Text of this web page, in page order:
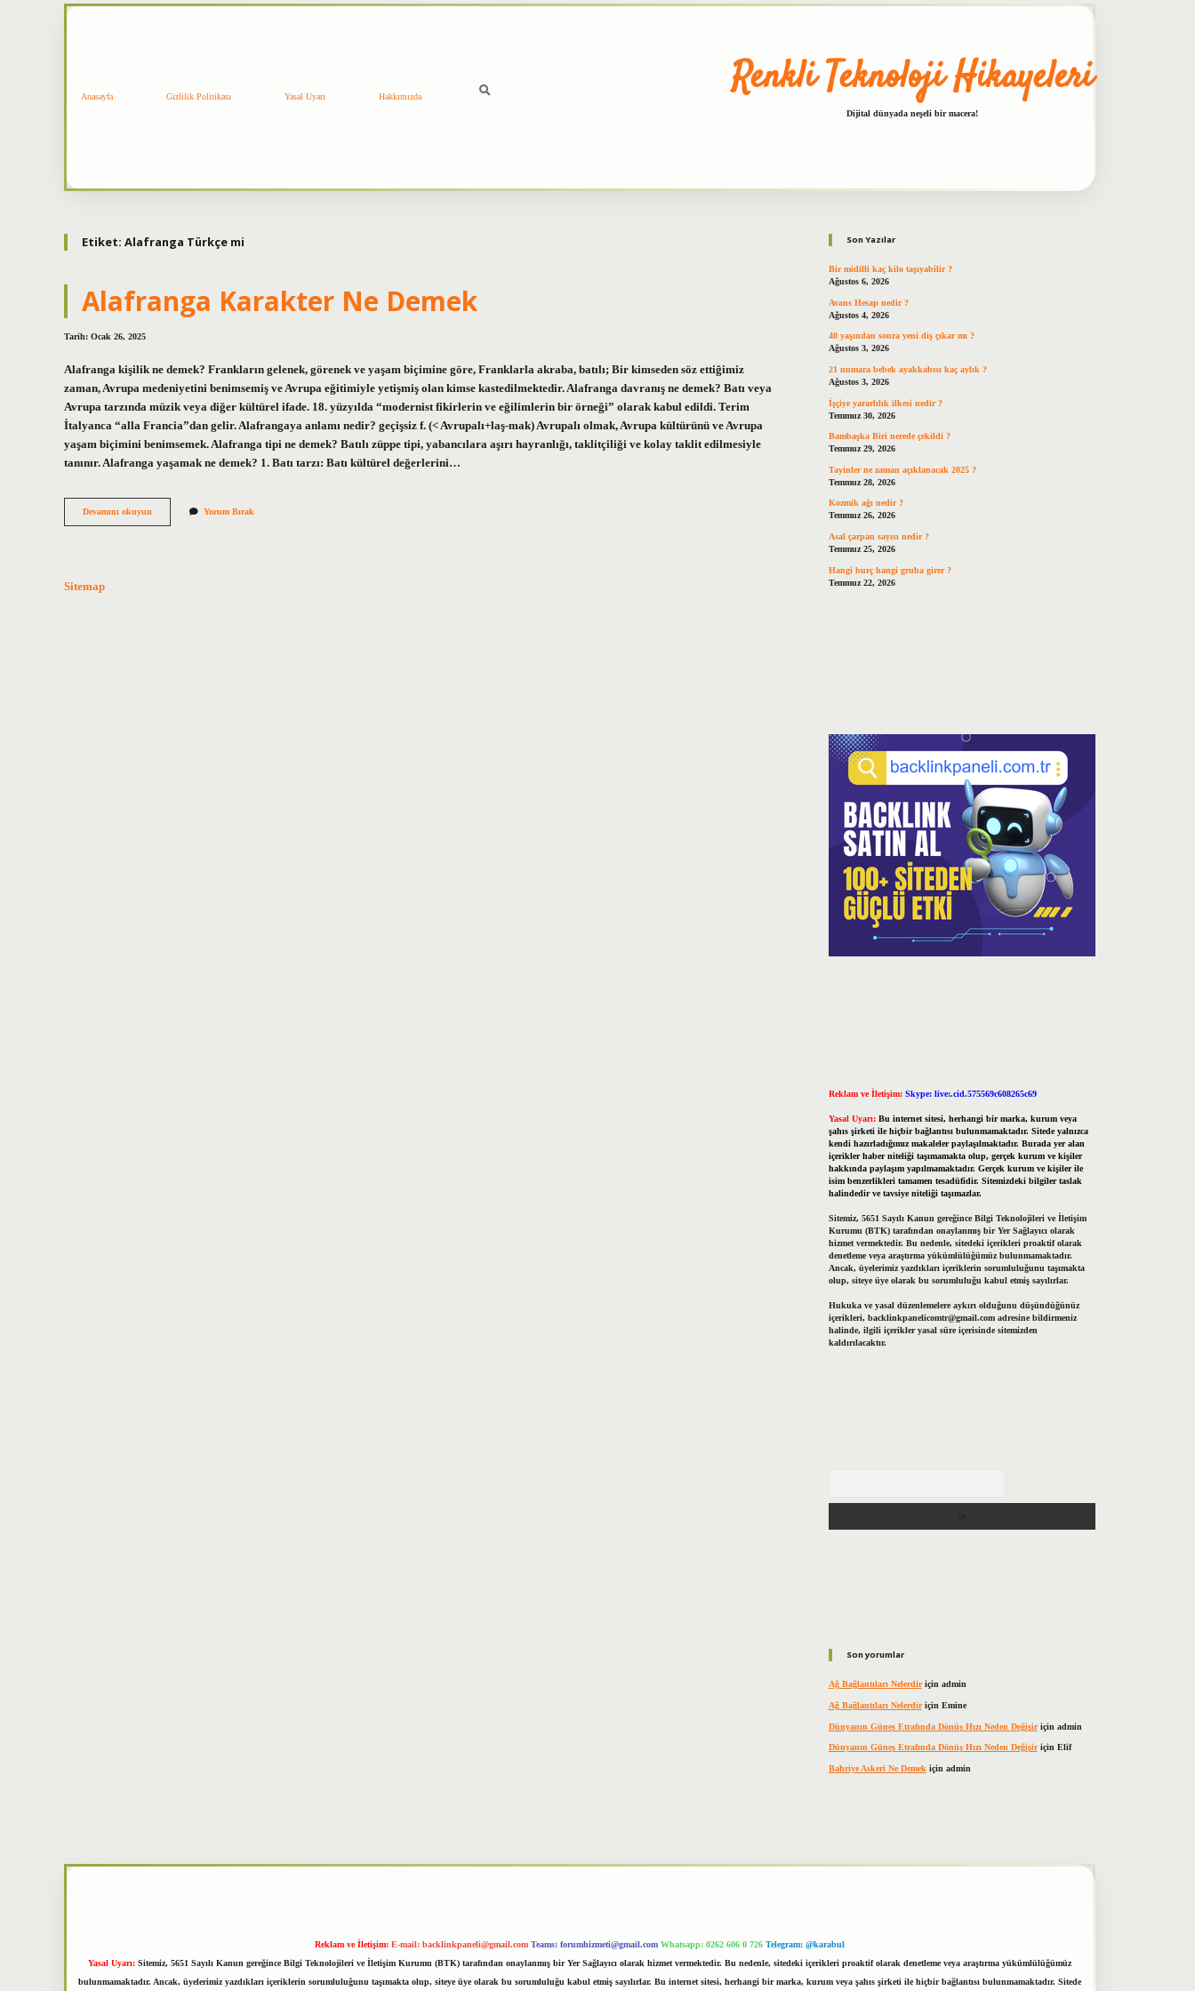
Anasayfa Gizlilik Politikası Yasal Uyarı Hakkımızda Renkli Teknoloji Hikayeleri
Dijital dünyada neşeli bir macera!
Etiket: Alafranga Türkçe mi
Alafranga Karakter Ne Demek
Tarih: Ocak 26, 2025
Alafranga kişilik ne demek? Frankların gelenek, görenek ve yaşam biçimine göre, Franklarla akraba, batılı; Bir kimseden söz ettiğimiz
zaman, Avrupa medeniyetini benimsemiş ve Avrupa eğitimiyle yetişmiş olan kimse kastedilmektedir. Alafranga davranış ne demek? Batı veya
Avrupa tarzında müzik veya diğer kültürel ifade. 18. yüzyılda “modernist fikirlerin ve eğilimlerin bir örneği” olarak kabul edildi. Terim
İtalyanca “alla Francia”dan gelir. Alafrangaya anlamı nedir? geçişsiz f. (< Avrupalı+laş-mak) Avrupalı ​​olmak, Avrupa kültürünü ve Avrupa
yaşam biçimini benimsemek. Alafranga tipi ne demek? Batılı züppe tipi, yabancılara aşırı hayranlığı, taklitçiliği ve kolay taklit edilmesiyle
tanınır. Alafranga yaşamak ne demek? 1. Batı tarzı: Batı kültürel değerlerini…
Devamını okuyun
Karakter
Yorum Bırak
Sitemap
Son Yazılar
Bir midilli kaç kilo taşıyabilir ?
Ağustos 6, 2026
Avans Hesap nedir ?
Ağustos 4, 2026
40 yaşından sonra yeni diş çıkar mı ?
Ağustos 3, 2026
21 numara bebek ayakkabısı kaç aylık ?
Ağustos 3, 2026
İşçiye yararlılık ilkesi nedir ?
Temmuz 30, 2026
Bambaşka Biri nerede çekildi ?
Temmuz 29, 2026
Tayinler ne zaman açıklanacak 2025 ?
Temmuz 28, 2026
Kozmik ağı nedir ?
Temmuz 26, 2026
Asal çarpan sayısı nedir ?
Temmuz 25, 2026
Hangi burç hangi gruba girer ?
Temmuz 22, 2026
Reklam ve İletişim: Skype: live:.cid.575569c608265c69
Yasal Uyarı: Bu internet sitesi, herhangi bir marka, kurum veya
şahıs şirketi ile hiçbir bağlantısı bulunmamaktadır. Sitede yalnızca
kendi hazırladığımız makaleler paylaşılmaktadır. Burada yer alan
içerikler haber niteliği taşımamakta olup, gerçek kurum ve kişiler
hakkında paylaşım yapılmamaktadır. Gerçek kurum ve kişiler ile
isim benzerlikleri tamamen tesadüfidir. Sitemizdeki bilgiler taslak
halindedir ve tavsiye niteliği taşımazlar.
Sitemiz, 5651 Sayılı Kanun gereğince Bilgi Teknolojileri ve İletişim
Kurumu (BTK) tarafından onaylanmış bir Yer Sağlayıcı olarak
hizmet vermektedir. Bu nedenle, sitedeki içerikleri proaktif olarak
denetleme veya araştırma yükümlülüğümüz bulunmamaktadır.
Ancak, üyelerimiz yazdıkları içeriklerin sorumluluğunu taşımakta
olup, siteye üye olarak bu sorumluluğu kabul etmiş sayılırlar.
Hukuka ve yasal düzenlemelere aykırı olduğunu düşündüğünüz
içerikleri, backlinkpanelicomtr@gmail.comadresine bildirmeniz
halinde, ilgili içerikler yasal süre içerisinde sitemizden
kaldırılacaktır.
Son yorumlar
Ağ Bağlantıları Nelerdiriçin admin
Ağ Bağlantıları Nelerdiriçin Emine
Dünyanın Güneş Etrafında Dönüş Hızı Neden Değişiriçin admin
Dünyanın Güneş Etrafında Dönüş Hızı Neden Değişiriçin Elif
Bahriye Askeri Ne Demek için admin
Reklam ve İletişim: E-mail: backlinkpaneli@gmail.com Teams: forumhizmeti@gmail.com Whatsapp: 0262 606 0 726 Telegram: @karabul
Yasal Uyarı: Sitemiz, 5651 Sayılı Kanun gereğince Bilgi Teknolojileri ve İletişim Kurumu (BTK) tarafından onaylanmış bir Yer Sağlayıcı olarak hizmet vermektedir. Bu nedenle, sitedeki içerikleri proaktif olarak denetleme veya araştırma yükümlülüğümüz
bulunmamaktadır. Ancak, üyelerimiz yazdıkları içeriklerin sorumluluğunu taşımakta olup, siteye üye olarak bu sorumluluğu kabul etmiş sayılırlar. Bu internet sitesi, herhangi bir marka, kurum veya şahıs şirketi ile hiçbir bağlantısı bulunmamaktadır. Sitede